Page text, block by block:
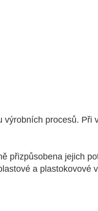
procesů.
přizpůsobena jejich
a plastokovové